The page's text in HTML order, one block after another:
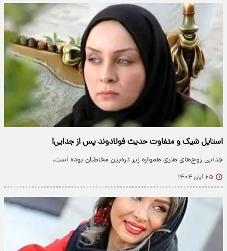
استایل شیک و متفاوت حدیث فولادوند پس از جدایی!
جدایی زوج‌های هنری همواره زیر ذره‌بین مخاطبان بوده است.
۲۵ آبان ۱۴۰۴